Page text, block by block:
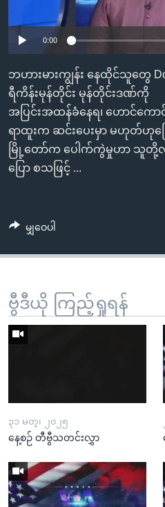
ညွန်း
စာမျက်နှာ
ကျော်
ကြည့်
ရှာဖွေ
ရန်
နေရာ
သုတပဒေသာ အင်္ဂလိပ်စာ
Learning English
ဗွီအိုအေ လူမှုကွန်ယက်များ
ဘာသာစကားများ
0:00
ဘဟားမားကျွန်း နေထိုင်သူတွေ
ရီကိန်းမုန်တိုင်း မုန်တိုင်းဒဏ်ကို
အပြင်းအထန်ခံနေရ၊ ဟောင်ကောင်
ရာထူးက ဆင်းပေးမှာ မဟုတ်ဟုပြ
မြို့တော်က ပေါက်ကွဲမှုဟာ သူ
ပြော စသဖြင့် ...
မျှဝေပါ
ဗွီဒီယို ကြည့်ရှုရန်
၃၁ မတ္၊ ၂၀၂၅
နေ့စဉ် တီဗွီသတင်းလွှာ